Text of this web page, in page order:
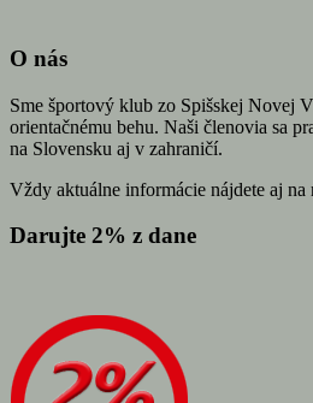
O nás
Sme športový klub zo Spišskej Novej
orientačnému behu. Naši členovia sa
na Slovensku aj v zahraničí.
Vždy aktuálne informácie nájdete aj na
Darujte 2% z dane